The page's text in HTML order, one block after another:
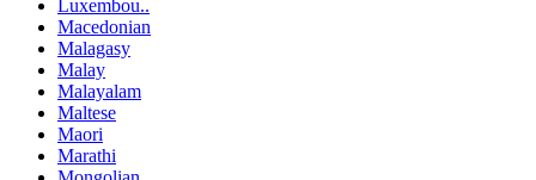
Luxembou..
Macedonian
Malagasy
Malay
Malayalam
Maltese
Maori
Marathi